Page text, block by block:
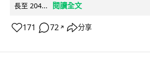
長至 204...
閱讀全文
171 72 ↗ 分享